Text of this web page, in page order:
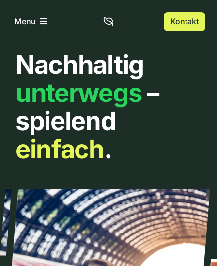
InhaltMenu
Home
Über uns
Urbanlist
Kontakt
Nachhaltig
unterwegs–
spielend
einfach.